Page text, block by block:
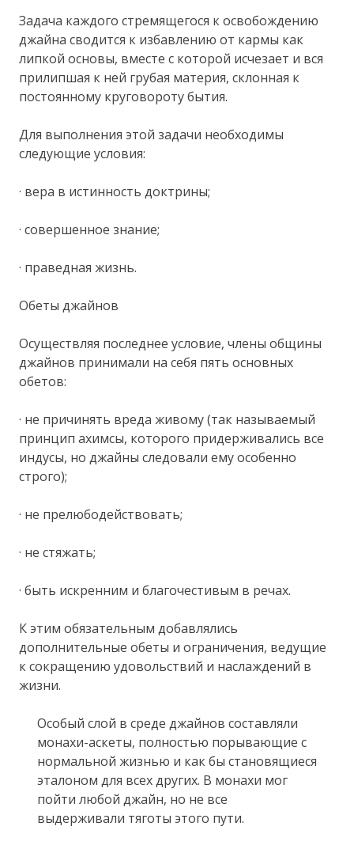
Задача каждого стремящегося к освобождению
джайна сводится к избавлению от кармы как
липкой основы, вместе с которой исчезает и вся
прилипшая к ней грубая материя, склонная к
постоянному круговороту бытия.
Для выполнения этой задачи необходимы
следующие условия:
· вера в истинность доктрины;
· совершенное знание;
· праведная жизнь.
Обеты джайнов
Осуществляя последнее условие, члены общины
джайнов принимали на себя пять основных
обетов:
· не причинять вреда живому (так называемый
принцип ахимсы, которого придерживались все
индусы, но джайны следовали ему особенно
строго);
· не прелюбодействовать;
· не стяжать;
· быть искренним и благочестивым в речах.
К этим обязательным добавлялись
дополнительные обеты и ограничения, ведущие
к сокращению удовольствий и наслаждений в
жизни.
Особый слой в среде джайнов составляли
монахи-аскеты, полностью порывающие с
нормальной жизнью и как бы становящиеся
эталоном для всех других. В монахи мог
пойти любой джайн, но не все
выдерживали тяготы этого пути.